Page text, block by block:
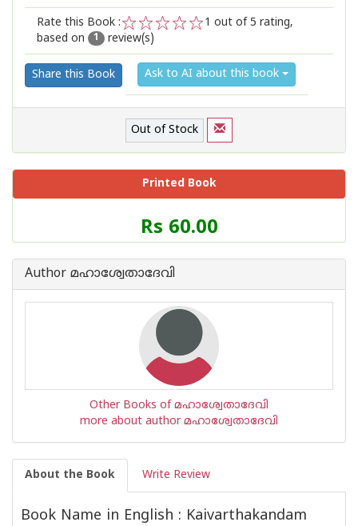
Rate this Book :
2
1
1 out of 5 rating,
based on
1 review(s)
Share this Book Ask to AI about this book
Out of Stock
Printed Book
Price
of
Book
Rs 60.00
Author മഹാശ്വേതാദേവി
Other Books of മഹാശ്വേതാദേവി
more about author മഹാശ്വേതാദേവി
About the Book Write Review
Book Name in English : Kaivarthakandam